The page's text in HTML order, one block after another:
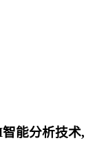
能分析技术,